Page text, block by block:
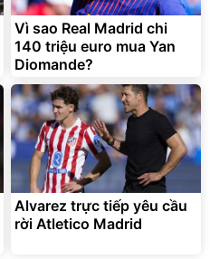
Vì sao Real Madrid chi
140 triệu euro mua Yan
Diomande?
Alvarez trực tiếp yêu cầu
rời Atletico Madrid